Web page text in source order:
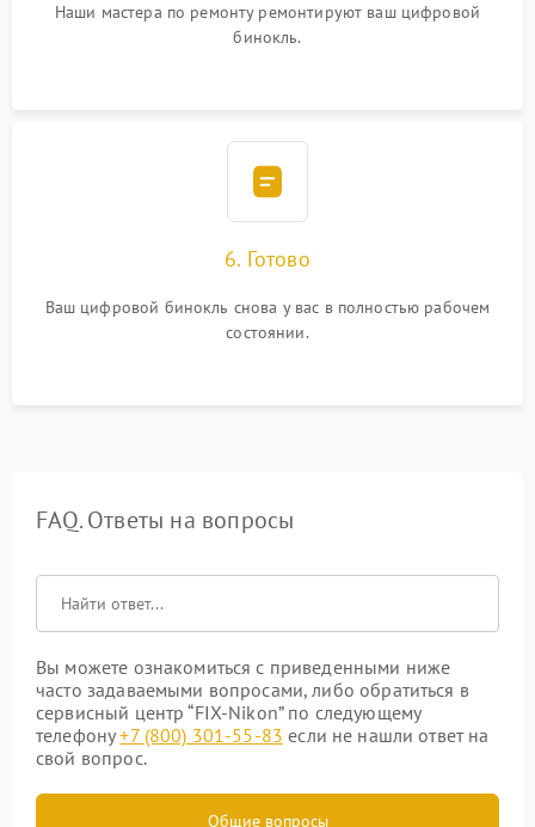
Наши мастера по ремонту ремонтируют ваш цифровой
бинокль.
6. Готово
Ваш цифровой бинокль снова у вас в полностью рабочем
состоянии.
FAQ. Ответы на вопросы
Вы можете ознакомиться с приведенными ниже
часто задаваемыми вопросами, либо обратиться в
сервисный центр “FIX-Nikon” по следующему
телефону+7 (800) 301-55-83 если не нашли ответ на
свой вопрос.
Общие вопросы